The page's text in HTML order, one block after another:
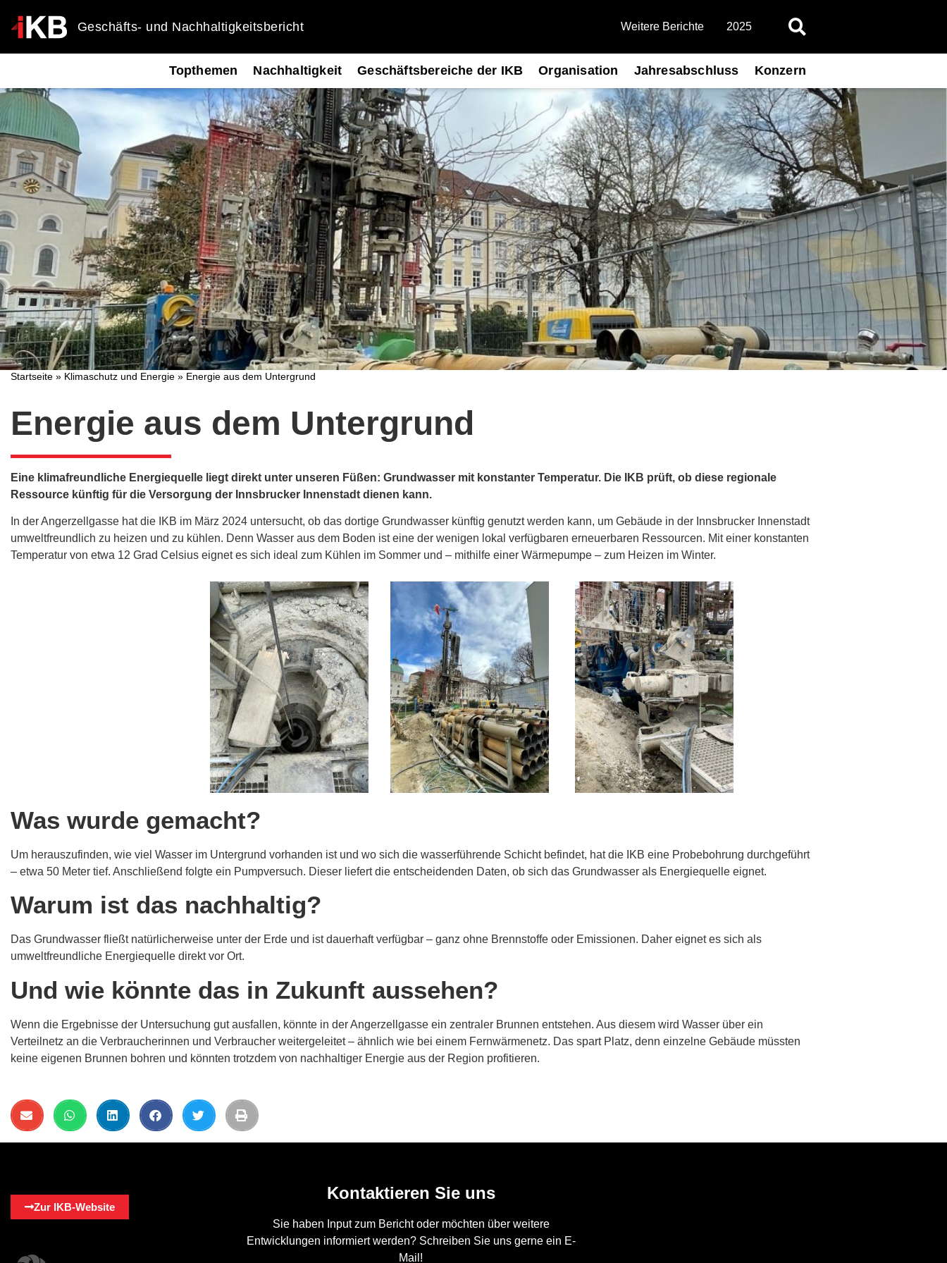
Geschäfts- und Nachhaltigkeitsbericht Weitere Berichte 2025
Topthemen Nachhaltigkeit Geschäftsbereiche der IKB Organisation Jahresabschluss Konzern
Startseite » Klimaschutz und Energie » Energie aus dem Untergrund
Energie aus dem Untergrund
Eine klimafreundliche Energiequelle liegt direkt unter unseren Füßen: Grundwasser mit konstanter Temperatur. Die IKB prüft, ob diese regionale
Ressource künftig für die Versorgung der Innsbrucker Innenstadt dienen kann.
In der Angerzellgasse hat die IKB im März 2024 untersucht, ob das dortige Grundwasser künftig genutzt werden kann, um Gebäude in der Innsbrucker Innenstadt
umweltfreundlich zu heizen und zu kühlen. Denn Wasser aus dem Boden ist eine der wenigen lokal verfügbaren erneuerbaren Ressourcen. Mit einer konstanten
Temperatur von etwa 12 Grad Celsius eignet es sich ideal zum Kühlen im Sommer und – mithilfe einer Wärmepumpe – zum Heizen im Winter.
Was wurde gemacht?
Um herauszufinden, wie viel Wasser im Untergrund vorhanden ist und wo sich die wasserführende Schicht befindet, hat die IKB eine Probebohrung durchgeführt
– etwa 50 Meter tief. Anschließend folgte ein Pumpversuch. Dieser liefert die entscheidenden Daten, ob sich das Grundwasser als Energiequelle eignet.
Warum ist das nachhaltig?
Das Grundwasser fließt natürlicherweise unter der Erde und ist dauerhaft verfügbar – ganz ohne Brennstoffe oder Emissionen. Daher eignet es sich als
umweltfreundliche Energiequelle direkt vor Ort.
Und wie könnte das in Zukunft aussehen?
Wenn die Ergebnisse der Untersuchung gut ausfallen, könnte in der Angerzellgasse ein zentraler Brunnen entstehen. Aus diesem wird Wasser über ein
Verteilnetz an die Verbraucherinnen und Verbraucher weitergeleitet – ähnlich wie bei einem Fernwärmenetz. Das spart Platz, denn einzelne Gebäude müssten
keine eigenen Brunnen bohren und könnten trotzdem von nachhaltiger Energie aus der Region profitieren.
Zur IKB-Website
Kontaktieren Sie uns
Sie haben Input zum Bericht oder möchten über weitere
Entwicklungen informiert werden? Schreiben Sie uns gerne ein E-
Mail!